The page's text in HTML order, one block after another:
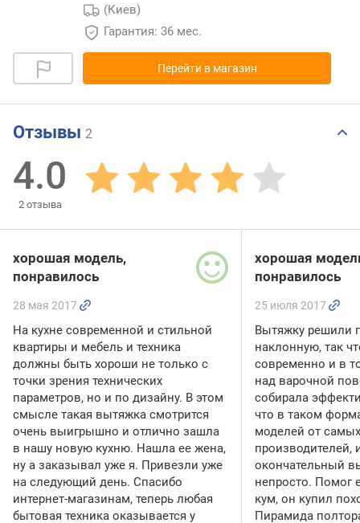
(Киев)
Гарантия: 36 мес.
Перейти в магазин
Отзывы 2
4.0
2 отзыва
хорошая модель,
понравилось
28 мая 2017
На кухне современной и стильной
квартиры и мебель и техника
должны быть хороши не только с
точки зрения технических
параметров, но и по дизайну. В этом
смысле такая вытяжка смотрится
очень выигрышно и отлично зашла
в нашу новую кухню. Нашла ее жена,
ну а заказывал уже я. Привезли уже
на следующий день. Спасибо
интернет-магазинам, теперь любая
бытовая техника оказывается у
хорошая
понравилось
25 июля 2017
Вытяжку решили
наклонную, так
современно и в
над варочной
собирала
что в таком
моделей от
производителей,
окончательный
непросто. Помог
кум, он купил
Пирамида